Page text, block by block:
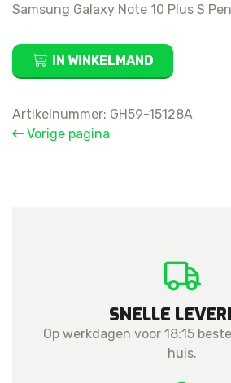
Samsung Galaxy Note 10 Plus S
Samsung
Galaxy
10
Plus
IN WINKELMAND
Artikelnummer: GH59-15128A
Vorige pagina
SNELLE
Op werkdagen voor 18:15
huis.